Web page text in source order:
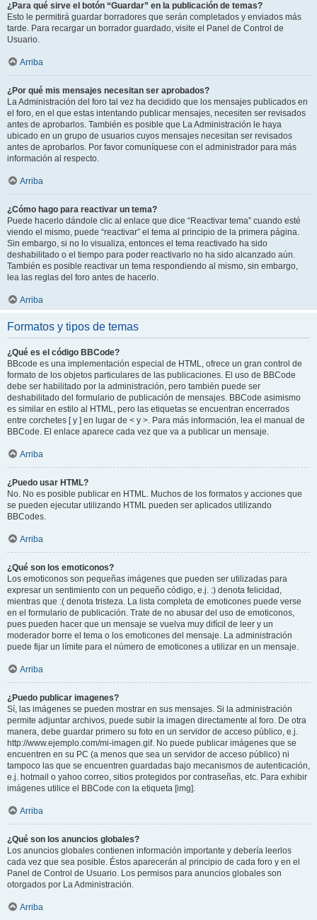
¿Para qué sirve el botón “Guardar” en la publicación de temas?
Esto le permitirá guardar borradores que serán completados y enviados más
tarde. Para recargar un borrador guardado, visite el Panel de Control de
Usuario.
Arriba
¿Por qué mis mensajes necesitan ser aprobados?
La Administración del foro tal vez ha decidido que los mensajes publicados en
el foro, en el que estas intentando publicar mensajes, necesiten ser revisados
antes de aprobarlos. También es posible que La Administración le haya
ubicado en un grupo de usuarios cuyos mensajes necesitan ser revisados
antes de aprobarlos. Por favor comuníquese con el administrador para más
información al respecto.
Arriba
¿Cómo hago para reactivar un tema?
Puede hacerlo dándole clic al enlace que dice “Reactivar tema” cuando esté
viendo el mismo, puede “reactivar” el tema al principio de la primera página.
Sin embargo, si no lo visualiza, entonces el tema reactivado ha sido
deshabilitado o el tiempo para poder reactivarlo no ha sido alcanzado aún.
También es posible reactivar un tema respondiendo al mismo, sin embargo,
lea las reglas del foro antes de hacerlo.
Arriba
Formatos y tipos de temas
¿Qué es el código BBCode?
BBcode es una implementación especial de HTML, ofrece un gran control de
formato de los objetos particulares de las publicaciones. El uso de BBCode
debe ser habilitado por la administración, pero también puede ser
deshabilitado del formulario de publicación de mensajes. BBCode asimismo
es similar en estilo al HTML, pero las etiquetas se encuentran encerrados
entre corchetes [ y ] en lugar de < y >. Para más información, lea el manual de
BBCode. El enlace aparece cada vez que va a publicar un mensaje.
Arriba
¿Puedo usar HTML?
No. No es posible publicar en HTML. Muchos de los formatos y acciones que
se pueden ejecutar utilizando HTML pueden ser aplicados utilizando
BBCodes.
Arriba
¿Qué son los emoticonos?
Los emoticonos son pequeñas imágenes que pueden ser utilizadas para
expresar un sentimiento con un pequeño código, e.j. :) denota felicidad,
mientras que :( denota tristeza. La lista completa de emoticones puede verse
en el formulario de publicación. Trate de no abusar del uso de emoticonos,
pues pueden hacer que un mensaje se vuelva muy difícil de leer y un
moderador borre el tema o los emoticones del mensaje. La administración
puede fijar un límite para el número de emoticones a utilizar en un mensaje.
Arriba
¿Puedo publicar imagenes?
Sí, las imágenes se pueden mostrar en sus mensajes. Si la administración
permite adjuntar archivos, puede subir la imagen directamente al foro. De otra
manera, debe guardar primero su foto en un servidor de acceso público, e.j.
http://www.ejemplo.com/mi-imagen.gif. No puede publicar imágenes que se
encuentren en su PC (a menos que sea un servidor de acceso público) ni
tampoco las que se encuentren guardadas bajo mecanismos de autenticación,
e.j. hotmail o yahoo correo, sitios protegidos por contraseñas, etc. Para exhibir
imágenes utilice el BBCode con la etiqueta [img].
Arriba
¿Qué son los anuncios globales?
Los anuncios globales contienen información importante y debería leerlos
cada vez que sea posible. Éstos aparecerán al principio de cada foro y en el
Panel de Control de Usuario. Los permisos para anuncios globales son
otorgados por La Administración.
Arriba